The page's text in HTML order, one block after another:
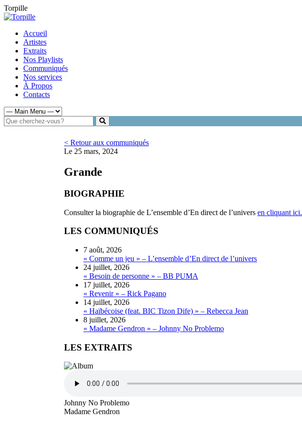
Torpille
Accueil
Artistes
Extraits
Nos Playlists
Communiqués
Nos services
À Propos
Contacts
< Retour aux communiqués
Le 25 mars, 2024
Grande
BIOGRAPHIE
Consulter la biographie de L’ensemble d’En direct de l’univers en cliquant ici.
LES COMMUNIQUÉS
7 août, 2026
« Comme un jeu » – L’ensemble d’En direct de l’univers
24 juillet, 2026
« Besoin de personne » – BB PUMA
17 juillet, 2026
« Revenir » – Rick Pagano
14 juillet, 2026
« Haïbécoise (feat. BIC Tizon Dife) » – Rebecca Jean
8 juillet, 2026
« Madame Gendron » – Johnny No Problemo
LES EXTRAITS
Johnny No Problemo
Madame Gendron